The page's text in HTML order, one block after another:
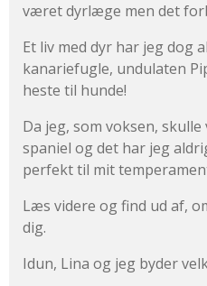
været dyrlæge men det
Et liv med dyr har jeg dog
kanariefugle, undulaten
heste til hunde!
Da jeg, som voksen,
spaniel og det har jeg
perfekt til mit
Læs videre og find ud af,
dig.
Idun, Lina og jeg byder